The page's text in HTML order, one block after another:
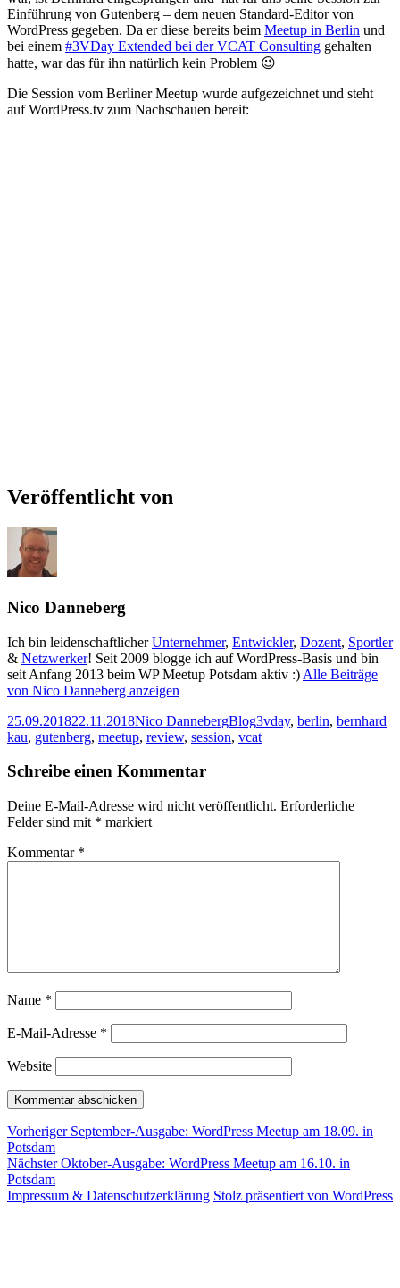
Einführung von Gutenberg – dem neuen Standard-Editor von
WordPress gegeben. Da er diese bereits beim Meetup in Berlin und
bei einem #3VDay Extended bei der VCAT Consulting gehalten
hatte, war das für ihn natürlich kein Problem 😉
Die Session vom Berliner Meetup wurde aufgezeichnet und steht
auf WordPress.tv zum Nachschauen bereit:
Veröffentlicht von
Nico Danneberg
Ich bin leidenschaftlicherUnternehmer, Entwickler, Dozent, Sportler
& Netzwerker! Seit 2009 blogge ich auf WordPress-Basis und bin
seit Anfang 2013 beim WP Meetup Potsdam aktiv :) Alle Beiträge
von Nico Danneberg anzeigen
Veröffentlicht
am
25.09.201822.11.2018Autor
Nico DannebergKategorien
BlogSchlagwörter
3vday, berlin, bernhard
kau, gutenberg, meetup, review, session, vcat
Schreibe einen Kommentar
Deine E-Mail-Adresse wird nicht veröffentlicht. Erforderliche
Felder sind mit * markiert
Kommentar *
Name *
E-Mail-Adresse *
Website
Beitragsnavigation
Vorheriger Vorheriger
September-Ausgabe: WordPress Meetup am 18.09. in
Potsdam
Nächster Nächster
Oktober-Ausgabe: WordPress Meetup am 16.10. in
Potsdam
Impressum & Datenschutzerklärung Stolz präsentiert von WordPress